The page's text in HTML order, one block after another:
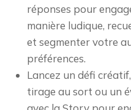
réponses pour
manière ludique,
et segmenter votre
préférences.
Lancez un défi
tirage au sort ou un